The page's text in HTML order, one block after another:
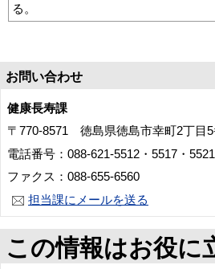
る。
お問い合わせ
健康長寿課
〒770-8571 徳島県徳島市幸町2丁目5
電話番号：088-621-5512・5517・
ファクス：088-655-6560
担当課にメールを送る
この情報はお役に